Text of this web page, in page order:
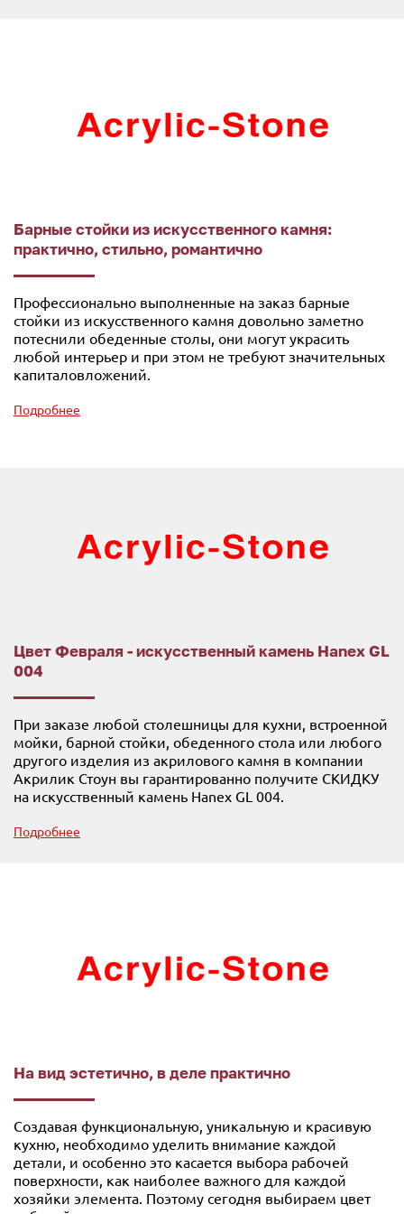
Барные стойки из искусственного камня:
практично, стильно, романтично
Профессионально выполненные на заказ барные
стойки из искусственного камня довольно заметно
потеснили обеденные столы, они могут украсить
любой интерьер и при этом не требуют значительных
капиталовложений.
Подробнее
Цвет Февраля - искусственный камень Hanex GL
004
При заказе любой столешницы для кухни, встроенной
мойки, барной стойки, обеденного стола или любого
другого изделия из акрилового камня в компании
Акрилик Стоун вы гарантированно получите СКИДКУ
на искусственный камень Hanex GL 004.
Подробнее
На вид эстетично, в деле практично
Создавая функциональную, уникальную и красивую
кухню, необходимо уделить внимание каждой
детали, и особенно это касается выбора рабочей
поверхности, как наиболее важного для каждой
хозяйки элемента. Поэтому сегодня выбираем цвет